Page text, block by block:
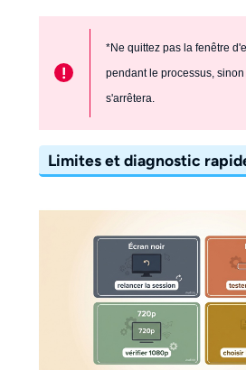
!
*Ne quittez pas la fenêtre
pendant le processus,
s'arrêtera.
Limites et diagnostic